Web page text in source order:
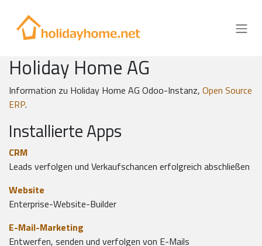
Holiday Home AG
Information zu Holiday Home AG Odoo-Instanz, Open Source
ERP.
Installierte Apps
CRM
Leads verfolgen und Verkaufschancen erfolgreich abschließen
Website
Enterprise-Website-Builder
E-Mail-Marketing
Entwerfen, senden und verfolgen von E-Mails